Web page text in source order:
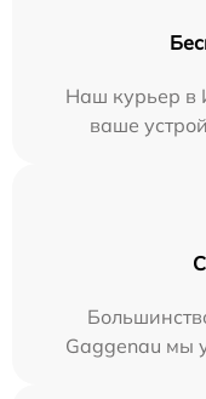
Наш курьер в
ваше
Gaggenau мы